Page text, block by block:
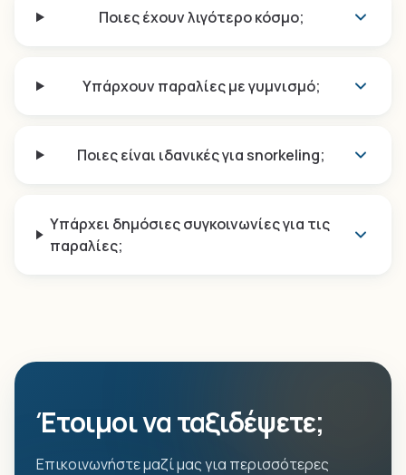
Ποιες έχουν λιγότερο κόσμο;
Υπάρχουν παραλίες με γυμνισμό;
Ποιες είναι ιδανικές για snorkeling;
Υπάρχει δημόσιες συγκοινωνίες για τις
παραλίες;
Έτοιμοι να ταξιδέψετε;
Επικοινωνήστε μαζί μας για περισσότερες